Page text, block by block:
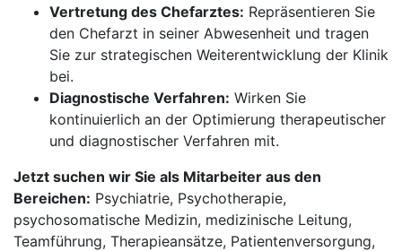
Vertretung des Chefarztes: Repräsentieren Sie
den Chefarzt in seiner Abwesenheit und tragen
Sie zur strategischen Weiterentwicklung der Klinik
bei.
Diagnostische Verfahren: Wirken Sie
kontinuierlich an der Optimierung therapeutischer
und diagnostischer Verfahren mit.
Jetzt suchen wir Sie als Mitarbeiter aus den
Bereichen: Psychiatrie, Psychotherapie,
psychosomatische Medizin, medizinische Leitung,
Teamführung, Therapieansätze, Patientenversorgung,